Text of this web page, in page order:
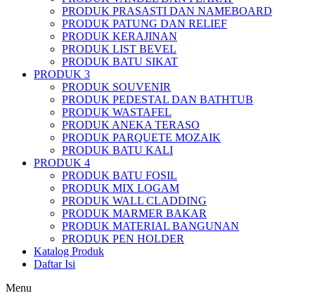
PRODUK PRASASTI DAN NAMEBOARD
PRODUK PATUNG DAN RELIEF
PRODUK KERAJINAN
PRODUK LIST BEVEL
PRODUK BATU SIKAT
PRODUK 3
PRODUK SOUVENIR
PRODUK PEDESTAL DAN BATHTUB
PRODUK WASTAFEL
PRODUK ANEKA TERASO
PRODUK PARQUETE MOZAIK
PRODUK BATU KALI
PRODUK 4
PRODUK BATU FOSIL
PRODUK MIX LOGAM
PRODUK WALL CLADDING
PRODUK MARMER BAKAR
PRODUK MATERIAL BANGUNAN
PRODUK PEN HOLDER
Katalog Produk
Daftar Isi
Menu